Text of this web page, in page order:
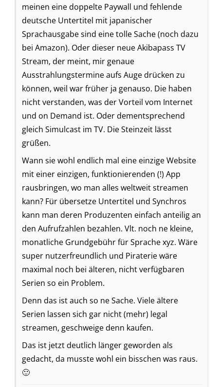
meinen eine doppelte Paywall und fehlende
deutsche Untertitel mit japanischer
Sprachausgabe sind eine tolle Sache (noch dazu
bei Amazon). Oder dieser neue Akibapass TV
Stream, der meint, mir genaue
Ausstrahlungstermine aufs Auge drücken zu
können, weil war früher ja genauso. Die haben
nicht verstanden, was der Vorteil vom Internet
und on Demand ist. Oder dementsprechend
gleich Simulcast im TV. Die Steinzeit lässt
grüßen.
Wann sie wohl endlich mal eine einzige Website
mit einer einzigen, funktionierenden (!) App
rausbringen, wo man alles weltweit streamen
kann? Für übersetze Untertitel und Synchros
kann man deren Produzenten einfach anteilig an
den Aufrufzahlen bezahlen. Vlt. noch ne kleine,
monatliche Grundgebühr für Sprache xyz. Wäre
super nutzerfreundlich und Piraterie wäre
maximal noch bei älteren, nicht verfügbaren
Serien so ein Problem.
Denn das ist auch so ne Sache. Viele ältere
Serien lassen sich gar nicht (mehr) legal
streamen, geschweige denn kaufen.
Das ist jetzt deutlich länger geworden als
gedacht, da musste wohl ein bisschen was raus.
🙂